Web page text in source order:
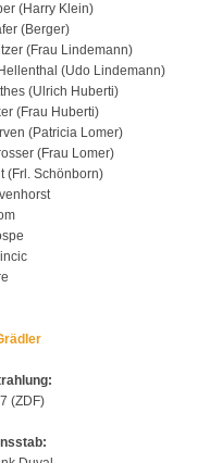
(Harry Klein)
(Berger)
(Frau Lindemann)
(Udo Lindemann)
(Ulrich Huberti)
(Frau Huberti)
(Patricia Lomer)
(Frau Lomer)
(Frl. Schönborn)
(ZDF)